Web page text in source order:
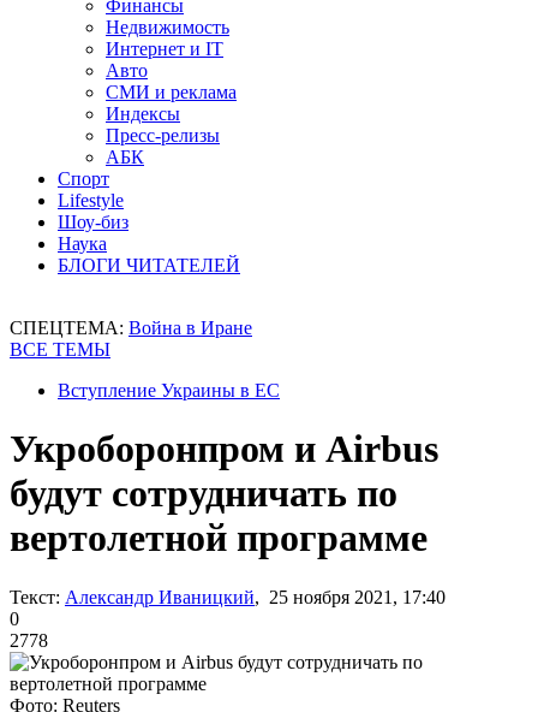
Финансы
Недвижимость
Интернет и IT
Авто
СМИ и реклама
Индексы
Пресс-релизы
АБК
Спорт
Lifestyle
Шоу-биз
Наука
БЛОГИ ЧИТАТЕЛЕЙ
СПЕЦТЕМА: Война в Иране
ВСЕ ТЕМЫ
Вступление Украины в ЕС
Укроборонпром и Airbus
будут сотрудничать по
вертолетной программе
Текст: Александр Иваницкий, 25 ноября 2021, 17:40
0
2778
Фото: Reuters